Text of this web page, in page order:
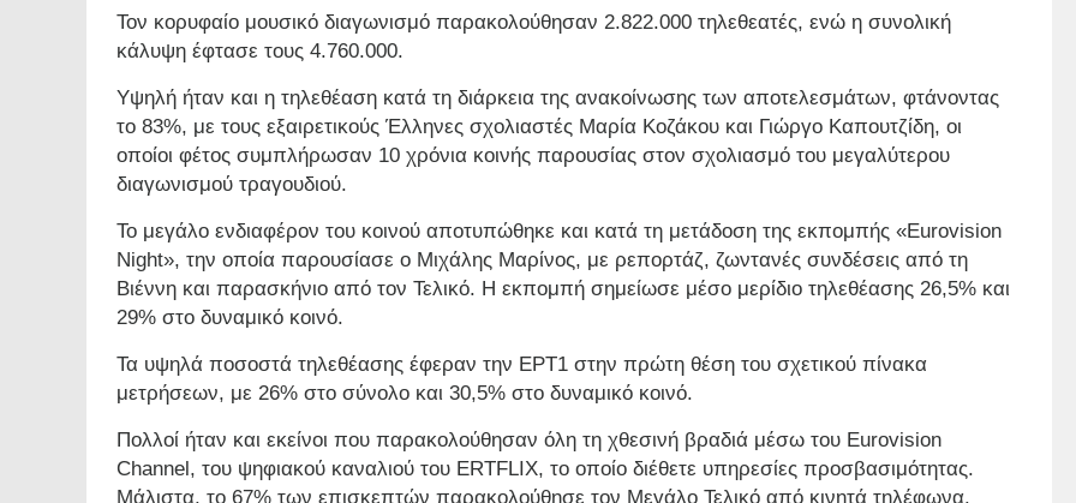
Τον κορυφαίο μουσικό διαγωνισμό παρακολούθησαν 2.822.000 τηλεθεατές, ενώ η συνολική
κάλυψη έφτασε τους 4.760.000.
Υψηλή ήταν και η τηλεθέαση κατά τη διάρκεια της ανακοίνωσης των αποτελεσμάτων, φτάνοντας
το 83%, με τους εξαιρετικούς Έλληνες σχολιαστές Μαρία Κοζάκου και Γιώργο Καπουτζίδη, οι
οποίοι φέτος συμπλήρωσαν 10 χρόνια κοινής παρουσίας στον σχολιασμό του μεγαλύτερου
διαγωνισμού τραγουδιού.
Το μεγάλο ενδιαφέρον του κοινού αποτυπώθηκε και κατά τη μετάδοση της εκπομπής «Eurovision
Night», την οποία παρουσίασε ο Μιχάλης Μαρίνος, με ρεπορτάζ, ζωντανές συνδέσεις από τη
Βιέννη και παρασκήνιο από τον Τελικό. Η εκπομπή σημείωσε μέσο μερίδιο τηλεθέασης 26,5% και
29% στο δυναμικό κοινό.
Τα υψηλά ποσοστά τηλεθέασης έφεραν την ΕΡΤ1 στην πρώτη θέση του σχετικού πίνακα
μετρήσεων, με 26% στο σύνολο και 30,5% στο δυναμικό κοινό.
Πολλοί ήταν και εκείνοι που παρακολούθησαν όλη τη χθεσινή βραδιά μέσω του Eurovision
Channel, του ψηφιακού καναλιού του ERTFLIX, το οποίο διέθετε υπηρεσίες προσβασιμότητας.
Μάλιστα, το 67% των επισκεπτών παρακολούθησε τον Μεγάλο Τελικό από κινητά τηλέφωνα.